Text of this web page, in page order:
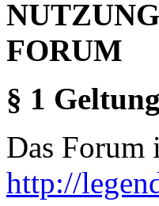
FORUM
§ 1
Das Forum
http://